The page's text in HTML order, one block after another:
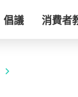
倡議 消費者